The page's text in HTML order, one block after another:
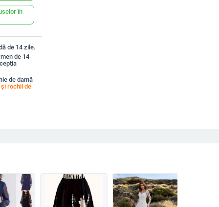
în
de 14 zile.
de 14
de damă
și rochii de